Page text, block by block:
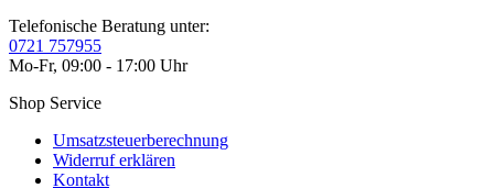
Telefonische Beratung unter:
0721 757955
Mo-Fr, 09:00 - 17:00 Uhr
Shop Service
Umsatzsteuerberechnung
Widerruf erklären
Kontakt